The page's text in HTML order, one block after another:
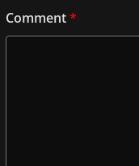
Comment*